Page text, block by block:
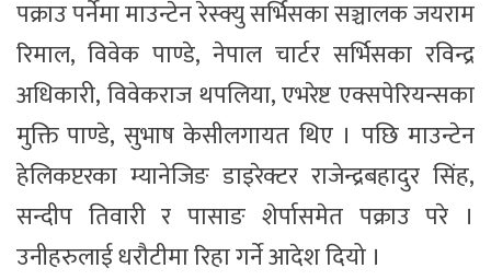
पक्राउ पर्नेमा माउन्टेन रेस्क्यु सर्भिसका सञ्चालक जयराम
रिमाल, विवेक पाण्डे, नेपाल चार्टर सर्भिसका रविन्द्र
अधिकारी, विवेकराज थपलिया, एभरेष्ट एक्सपेरियन्सका
मुक्ति पाण्डे, सुभाष केसीलगायत थिए । पछि माउन्टेन
हेलिकप्टरका म्यानेजिङ डाइरेक्टर राजेन्द्रबहादुर सिंह,
सन्दीप तिवारी र पासाङ शेर्पासमेत पक्राउ परे ।
उनीहरुलाई धरौटीमा रिहा गर्ने आदेश दियो ।